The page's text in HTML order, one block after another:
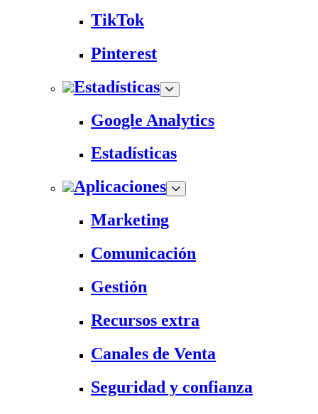
TikTok
Pinterest
Estadísticas
Google Analytics
Estadísticas
Aplicaciones
Marketing
Comunicación
Gestión
Recursos extra
Canales de Venta
Seguridad y confianza